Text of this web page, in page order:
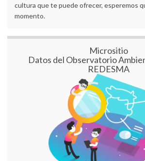
cultura que te puede ofrecer, esperemos
momento.
Micrositio
Datos del Observatorio
REDESMA